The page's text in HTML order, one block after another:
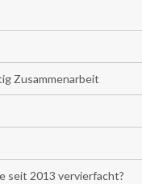
Zusammenarbeit
seit 2013 vervierfacht?